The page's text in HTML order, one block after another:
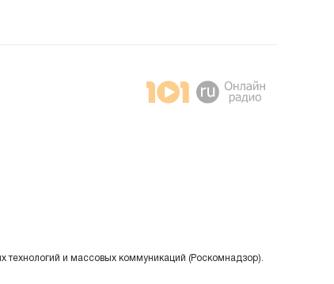
и массовых коммуникаций (Роскомнадзор).